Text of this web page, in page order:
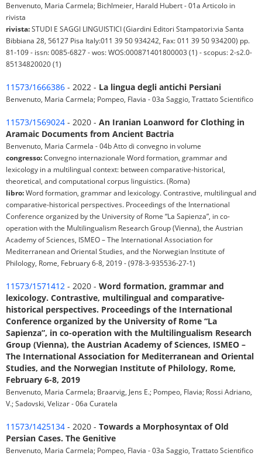
Benvenuto, Maria Carmela; Bichlmeier, Harald Hubert - 01a Articolo in
rivista
rivista:STUDI E SAGGI LINGUISTICI (Giardini Editori Stampatori:via Santa
Bibbiana 28, 56127 Pisa Italy:011 39 50 934242, Fax: 011 39 50 934200) pp.
81-109 - issn: 0085-6827 - wos: WOS:000871401800003 (1) - scopus: 2-s2.0-
85134820020 (1)
11573/1666386 - 2022 - La lingua degli antichi Persiani
Benvenuto, Maria Carmela; Pompeo, Flavia - 03a Saggio, Trattato Scientifico
11573/1569024 - 2020 - An Iranian Loanword for Clothing in
Aramaic Documents from Ancient Bactria
Benvenuto, Maria Carmela - 04b Atto di convegno in volume
congresso:Convegno internazionale Word formation, grammar and
lexicology in a multilingual context: between comparative-historical,
theoretical, and computational corpus linguistics. (Roma)
libro:Word formation, grammar and lexicology. Contrastive, multilingual and
comparative-historical perspectives. Proceedings of the International
Conference organized by the University of Rome “La Sapienza”, in co-
operation with the Multilingualism Research Group (Vienna), the Austrian
Academy of Sciences, ISMEO – The International Association for
Mediterranean and Oriental Studies, and the Norwegian Institute of
Philology, Rome, February 6-8, 2019 - (978-3-935536-27-1)
11573/1571412 - 2020 - Word formation, grammar and
lexicology. Contrastive, multilingual and comparative-
historical perspectives. Proceedings of the International
Conference organized by the University of Rome “La
Sapienza”, in co-operation with the Multilingualism Research
Group (Vienna), the Austrian Academy of Sciences, ISMEO –
The International Association for Mediterranean and Oriental
Studies, and the Norwegian Institute of Philology, Rome,
February 6-8, 2019
Benvenuto, Maria Carmela; Braarvig, Jens E.; Pompeo, Flavia; Rossi Adriano,
V.; Sadovski, Velizar - 06a Curatela
11573/1425134 - 2020 - Towards a Morphosyntax of Old
Persian Cases. The Genitive
Benvenuto, Maria Carmela; Pompeo, Flavia - 03a Saggio, Trattato Scientifico